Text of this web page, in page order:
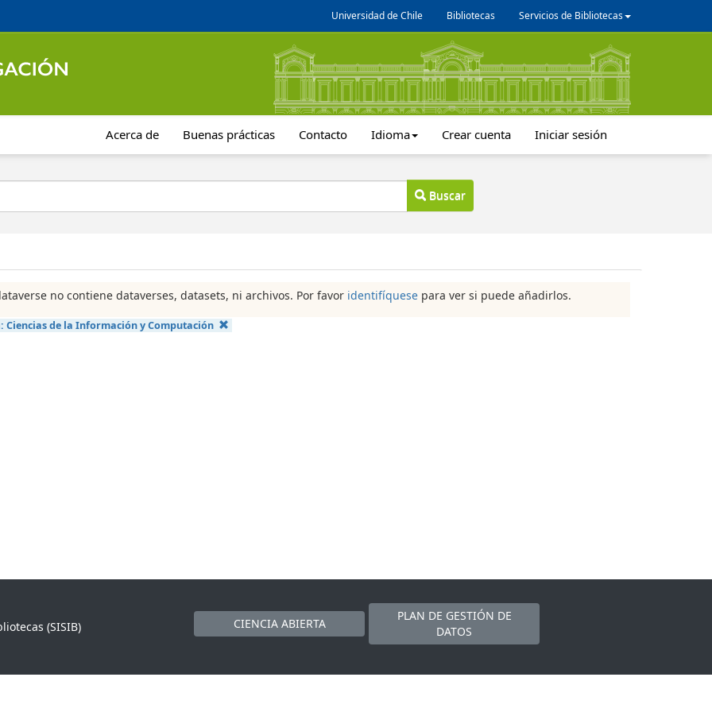
Universidad de Chile Bibliotecas Servicios de Bibliotecas
Acerca de Buenas prácticas Contacto Idioma Crear cuenta Iniciar sesión
Buscar
no contiene dataverses, datasets, ni archivos. Por favor identifíquese para ver si puede añadirlos.
Ciencias de la Información y Computación
(SISIB)
CIENCIA ABIERTA
PLAN DE GESTIÓN DE
DATOS